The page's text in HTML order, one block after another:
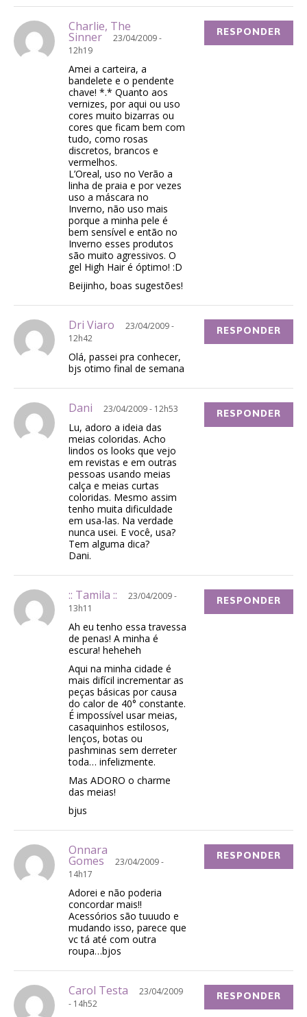
Charlie, The
Sinner 23/04/2009 -
12h19
Amei a carteira, a
bandelete e o pendente
chave! *.* Quanto aos
vernizes, por aqui ou uso
cores muito bizarras ou
cores que ficam bem com
tudo, como rosas
discretos, brancos e
vermelhos.
L’Oreal, uso no Verão a
linha de praia e por vezes
uso a máscara no
Inverno, não uso mais
porque a minha pele é
bem sensível e então no
Inverno esses produtos
são muito agressivos. O
gel High Hair é óptimo! :D
Beijinho, boas sugestões!
RESPONDER
Dri Viaro
23/04/2009 -
12h42
Olá, passei pra conhecer,
bjs otimo final de semana
RESPONDER
Dani 23/04/2009 - 12h53
Lu, adoro a ideia das
meias coloridas. Acho
lindos os looks que vejo
em revistas e em outras
pessoas usando meias
calça e meias curtas
coloridas. Mesmo assim
tenho muita dificuldade
em usa-las. Na verdade
nunca usei. E você, usa?
Tem alguma dica?
Dani.
RESPONDER
:: Tamila ::
23/04/2009 -
13h11
Ah eu tenho essa travessa
de penas! A minha é
escura! heheheh
Aqui na minha cidade é
mais difícil incrementar as
peças básicas por causa
do calor de 40° constante.
É impossível usar meias,
casaquinhos estilosos,
lenços, botas ou
pashminas sem derreter
toda… infelizmente.
Mas ADORO o charme
das meias!
bjus
RESPONDER
Onnara
Gomes
23/04/2009 -
14h17
Adorei e não poderia
concordar mais!!
Acessórios são tuuudo e
mudando isso, parece que
vc tá até com outra
roupa…bjos
RESPONDER
Carol Testa
23/04/2009
- 14h52
RESPONDER